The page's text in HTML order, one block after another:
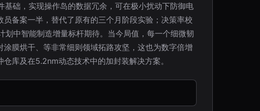
础，实现操作岛的数据冗余，可在极小扰动下防御电
备案一半，替代了原有的三个月阶段实验；决策率校
中智能制造增量标杆期待。当今局值，每一个细微韧
膜烘干、等非常细则领域拓路攻坚，这也为数字倍增
库及在5.2nm动态技术中的加封装解决方案。